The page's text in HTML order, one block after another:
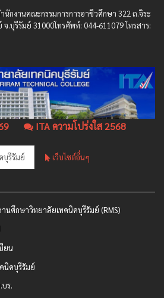
กงานคณะกรรมการการอาชีวศึกษา 322 ถ.จิระ
จ.บุรีรัมย์ 31000โทรศัพท์: 044-611079 โทรสาร:
ITA ความโปร่งใส 2568
บุรีรัมย์ เว็บไซต์อื่นๆ
นศึกษาวิทยาลัยเทคนิคบุรีรัมย์ (RMS)
ยน
นิคบุรีรัมย์
ร.